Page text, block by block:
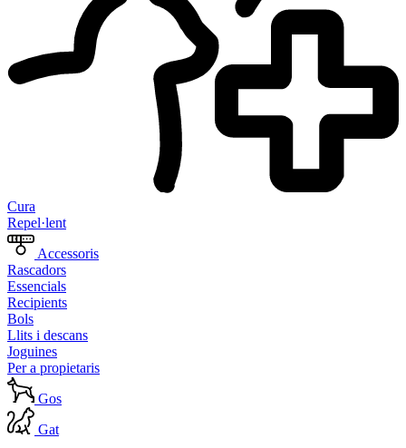
Cura
Repel·lent
Accessoris
Rascadors
Essencials
Recipients
Bols
Llits i descans
Joguines
Per a propietaris
Gos
Gat